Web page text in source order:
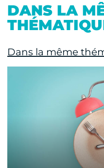
DANS LA
Dans la même